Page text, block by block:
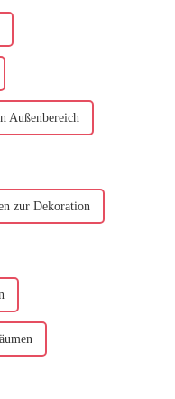
Außenbereich
zur Dekoration